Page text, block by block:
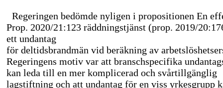
Regeringen bedömde nyligen i propositionen En
Prop. 2020/21:123 räddningstjänst (prop. 2019/
ett undantag
för deltidsbrandmän vid beräkning av
Regeringens motiv var att branschspecifika
kan leda till en mer komplicerad och svårtillgänglig
lagstiftning och att undantag för en viss yrkesgrupp